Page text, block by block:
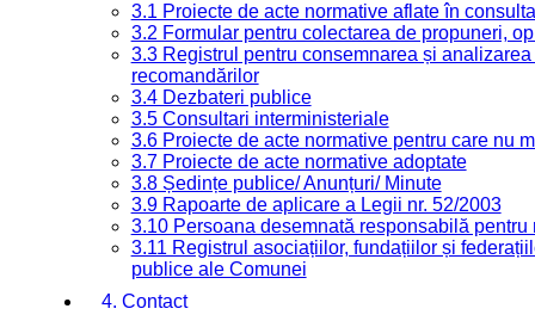
3.1 Proiecte de acte normative aflate în
3.2 Formular pentru colectarea de propuneri,
3.3 Registrul pentru consemnarea și
recomandărilor
3.4 Dezbateri publice
3.5 Consultari interministeriale
3.6 Proiecte de acte normative pentru care nu
3.7 Proiecte de acte normative adoptate
3.8 Ședințe publice/ Anunțuri/ Minute
3.9 Rapoarte de aplicare a Legii nr. 52/2003
3.10 Persoana desemnată responsabilă
3.11 Registrul asociațiilor, fundațiilor și
publice ale Comunei
4. Contact